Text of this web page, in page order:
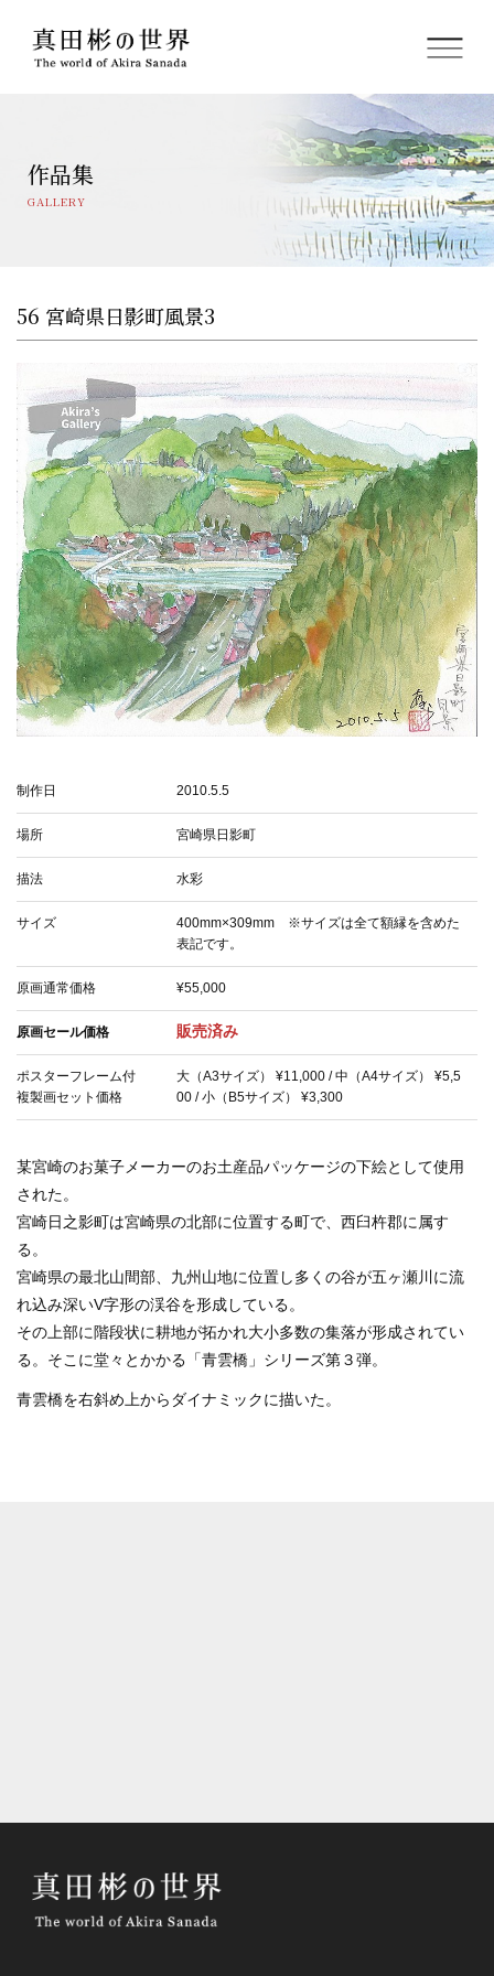
真田 彬プロフィール
オンライン販売
プライバシーポリシー
お問い合わせ
ご来場予約
作品集
お知らせ
作品集
GALLERY
56 宮崎県日影町風景3
制作日 2010.5.5
場所 宮崎県日影町
描法 水彩
サイズ
400mm×309mm ※サイズは全て額縁を含めた
表記です。
原画通常価格 ¥55,000
原画セール価格 販売済み
ポスターフレーム付
複製画セット価格
大（A3サイズ） ¥11,000 / 中（A4サイズ） ¥5,5
00 / 小（B5サイズ） ¥3,300
某宮崎のお菓子メーカーのお土産品パッケージの下絵として使用
された。
宮崎日之影町は宮崎県の北部に位置する町で、西臼杵郡に属す
る。
宮崎県の最北山間部、九州山地に位置し多くの谷が五ヶ瀬川に流
れ込み深いV字形の渓谷を形成している。
その上部に階段状に耕地が拓かれ大小多数の集落が形成されてい
る。そこに堂々とかかる「青雲橋」シリーズ第３弾。
青雲橋を右斜め上からダイナミックに描いた。